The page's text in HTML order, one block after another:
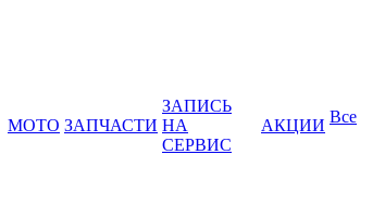
МОТО ЗАПЧАСТИ
ЗАПИСЬ
НА
СЕРВИС
АКЦИИ Все